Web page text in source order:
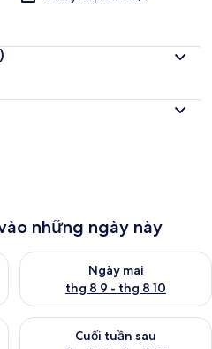
những ngày này
thg 8 8 - thg 8 9
Ngày mai
thg 8 9 - thg 8 10
Kiểm tra lượng phòng ngày
này từ thg 8 14 - thg 8 16
Cuối tuần sau
Kiểm tra lượng phòng cuối